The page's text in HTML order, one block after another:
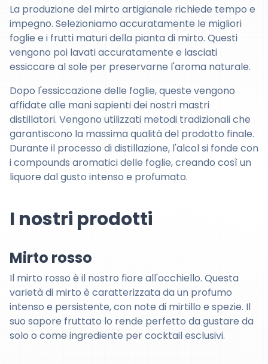
La produzione del mirto artigianale richiede tempo e
impegno. Selezioniamo accuratamente le migliori
foglie e i frutti maturi della pianta di mirto. Questi
vengono poi lavati accuratamente e lasciati
essiccare al sole per preservarne l'aroma naturale.
Dopo l'essiccazione delle foglie, queste vengono
affidate alle mani sapienti dei nostri mastri
distillatori. Vengono utilizzati metodi tradizionali che
garantiscono la massima qualità del prodotto finale.
Durante il processo di distillazione, l'alcol si fonde con
i compounds aromatici delle foglie, creando così un
liquore dal gusto intenso e profumato.
I nostri prodotti
Mirto rosso
Il mirto rosso è il nostro fiore all'occhiello. Questa
varietà di mirto è caratterizzata da un profumo
intenso e persistente, con note di mirtillo e spezie. Il
suo sapore fruttato lo rende perfetto da gustare da
solo o come ingrediente per cocktail esclusivi.